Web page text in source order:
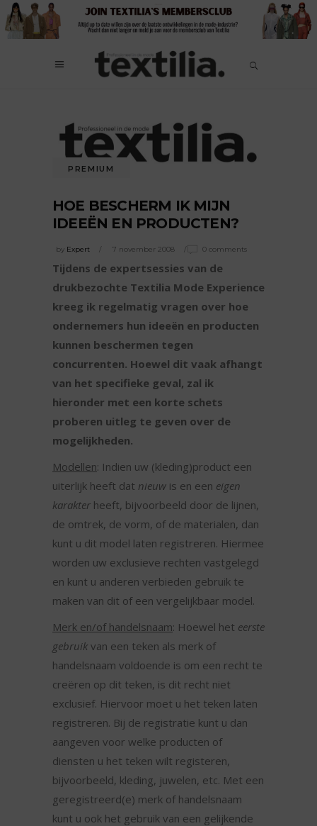
PREMIUM
HOE BESCHERM IK MIJN
IDEEËN EN PRODUCTEN?
by Expert 7 november 2008 0 comments
Tijdens de expertsessies van de
drukbezochte Textilia Mode Experience
kreeg ik regelmatig vragen over hoe
ondernemers hun ideeën en producten
kunnen beschermen tegen
concurrenten. Hoewel dit vaak afhangt
van het specifieke geval, zal ik
hieronder met een korte schets
proberen uitleg te geven over de
mogelijkheden.
Modellen: Indien uw (kleding)product een
uiterlijk heeft dat nieuw is en een eigen
karakter heeft, bijvoorbeeld door de lijnen,
de omtrek, de vorm, of de materialen, dan
kunt u dit model laten registreren. Hiermee
worden uw exclusieve rechten vastgelegd
en kunt u anderen verbieden gebruik te
maken van dit of een vergelijkbaar model.
Merk en/of handelsnaam: Hoewel het eerste
gebruik van een teken als merk of
handelsnaam voldoende is om een recht te
creëren op dit teken, is dit recht niet
exclusief. Hiervoor moet u het teken laten
registreren. Bij de registratie kunt u dan
aangeven voor welke producten of
diensten u het teken wilt registeren,
bijvoorbeeld, kleding, juwelen, etc. Met een
geregistreerd(e) merk of handelsnaam
kunt u ook het gebruik van een gelijkende